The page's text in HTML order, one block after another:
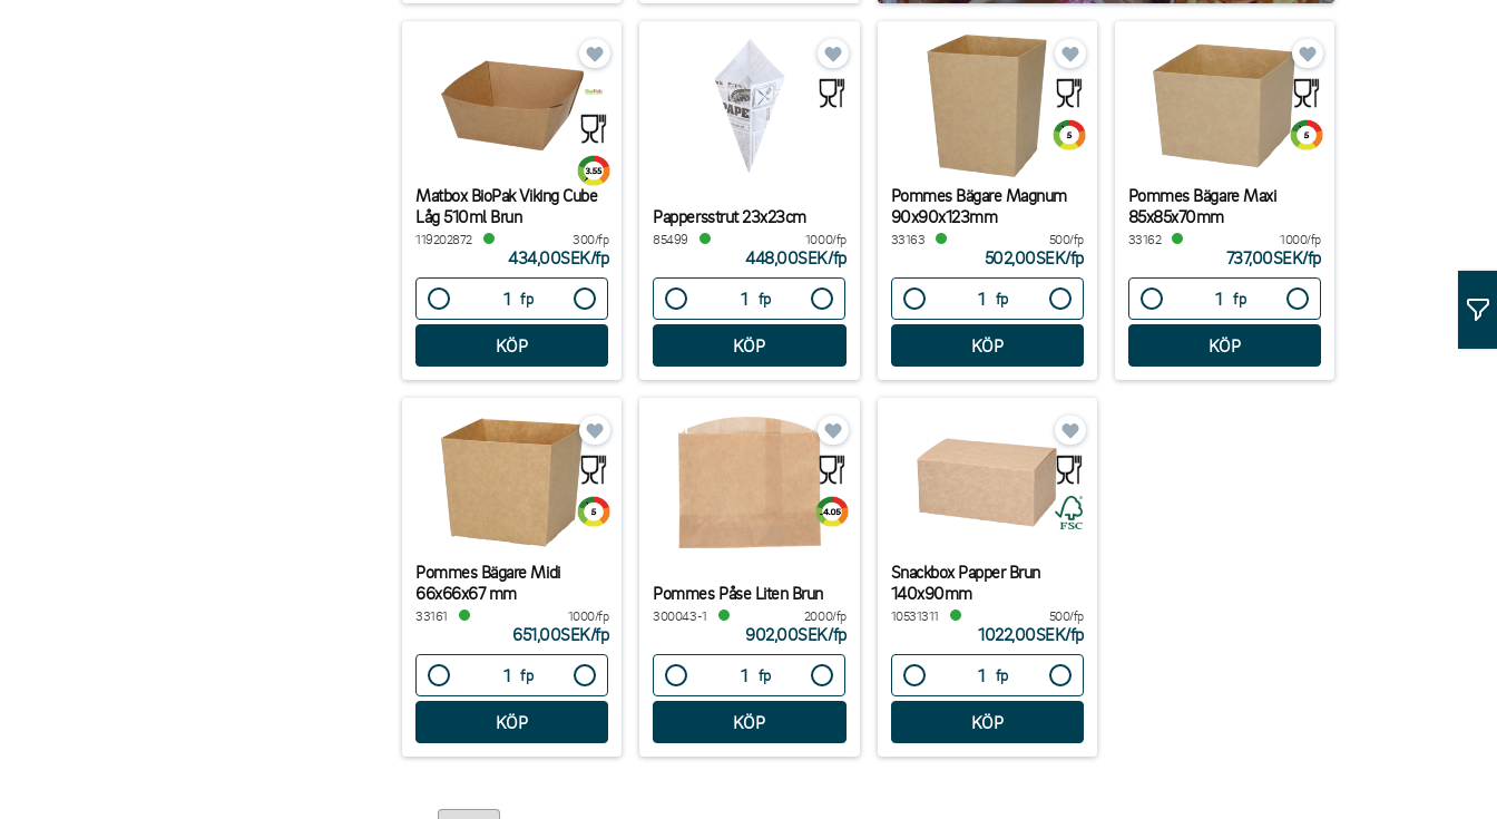
Matbox BioPak Viking Cube
Låg 510ml Brun
119202872 300/fp
434,00SEK/fp
fp
Pappersstrut 23x23cm
85499 1000/fp
448,00SEK/fp
fp
Pommes Bägare Magnum
90x90x123mm
33163 500/fp
502,00SEK/fp
fp
Pommes Bägare Maxi
85x85x70mm
33162 1000/fp
737,00SEK/fp
fp
Pommes Bägare Midi
66x66x67 mm
33161 1000/fp
651,00SEK/fp
fp
Pommes Påse Liten Brun
300043-1 2000/fp
902,00SEK/fp
fp
Snackbox Papper Brun
140x90mm
10531311 500/fp
1022,00SEK/fp
fp